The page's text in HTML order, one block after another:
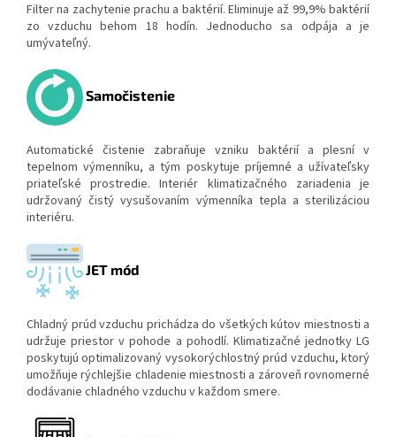
Filter na zachytenie prachu a baktérií. Eliminuje až 99,9% baktérií
zo vzduchu behom 18 hodín. Jednoducho sa odpája a je
umývateľný.
Samočistenie
Automatické čistenie zabraňuje vzniku baktérií a plesní v
tepelnom výmenníku, a tým poskytuje príjemné a užívateľsky
priateľské prostredie. Interiér klimatizačného zariadenia je
udržovaný čistý vysušovaním výmenníka tepla a sterilizáciou
interiéru.
JET mód
Chladný prúd vzduchu prichádza do všetkých kútov miestnosti a
udržuje priestor v pohode a pohodlí. Klimatizačné jednotky LG
poskytujú optimalizovaný vysokorýchlostný prúd vzduchu, ktorý
umožňuje rýchlejšie chladenie miestnosti a zároveň rovnomerné
dodávanie chladného vzduchu v každom smere.